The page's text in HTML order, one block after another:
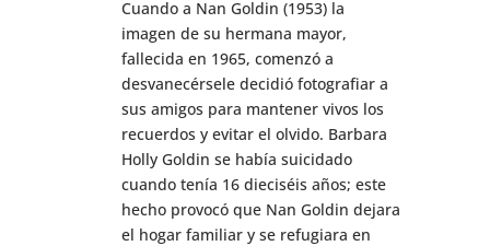
Cuando a Nan Goldin (1953) la
imagen de su hermana mayor,
fallecida en 1965, comenzó a
desvanecérsele decidió fotografiar a
sus amigos para mantener vivos los
recuerdos y evitar el olvido. Barbara
Holly Goldin se había suicidado
cuando tenía 16 dieciséis años; este
hecho provocó que Nan Goldin dejara
el hogar familiar y se refugiara en